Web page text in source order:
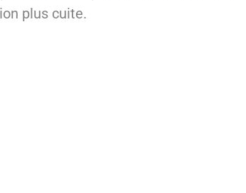
plus cuite.